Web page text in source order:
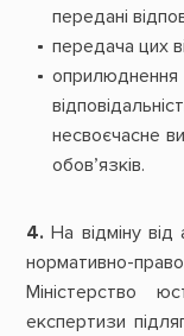
передані
передача цих
несвоєчасне
обов’язків.
4.На відміну від
нормативно-
Міністерство
експертизи